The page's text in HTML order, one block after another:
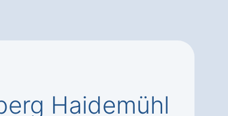
Haidemühl